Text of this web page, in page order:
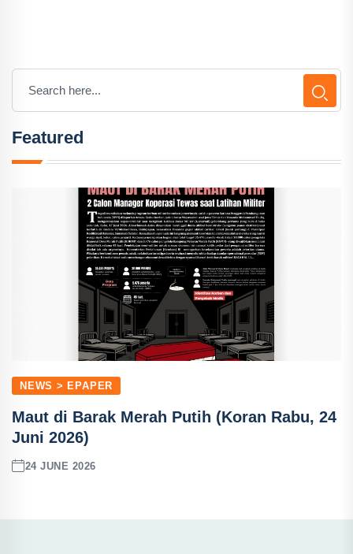
Featured
NEWS > EPAPER
Maut di Barak Merah Putih (Koran Rabu, 24
Juni 2026)
24 JUNE 2026